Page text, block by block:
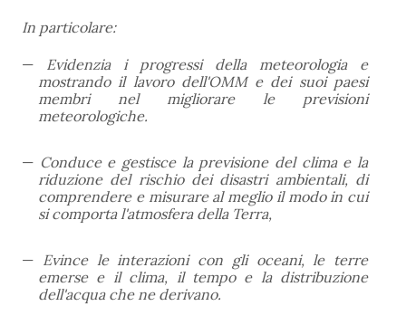
In particolare:
Evidenzia i progressi della meteorologia e
mostrando il lavoro dell'OMM e dei suoi paesi
membri nel migliorare le previsioni
meteorologiche.
Conduce e gestisce la previsione del clima e la
riduzione del rischio dei disastri ambientali, di
comprendere e misurare al meglio il modo in cui
si comporta l'atmosfera della Terra,
Evince le interazioni con gli oceani, le terre
emerse e il clima, il tempo e la distribuzione
dell'acqua che ne derivano.